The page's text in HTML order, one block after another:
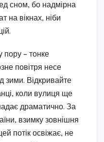
сном, бо надмірна
на вікнах, ніби
пору – тонке
повітря несе
зими. Відкривайте
коли вулиця ще
драматично. За
взимку зовнішня
потік освіжає, не